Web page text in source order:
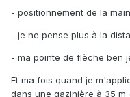
- positionnement de la
- je ne pense plus à la
- ma pointe de flèche ben
Et ma fois quand je
dans une gazinière à 35